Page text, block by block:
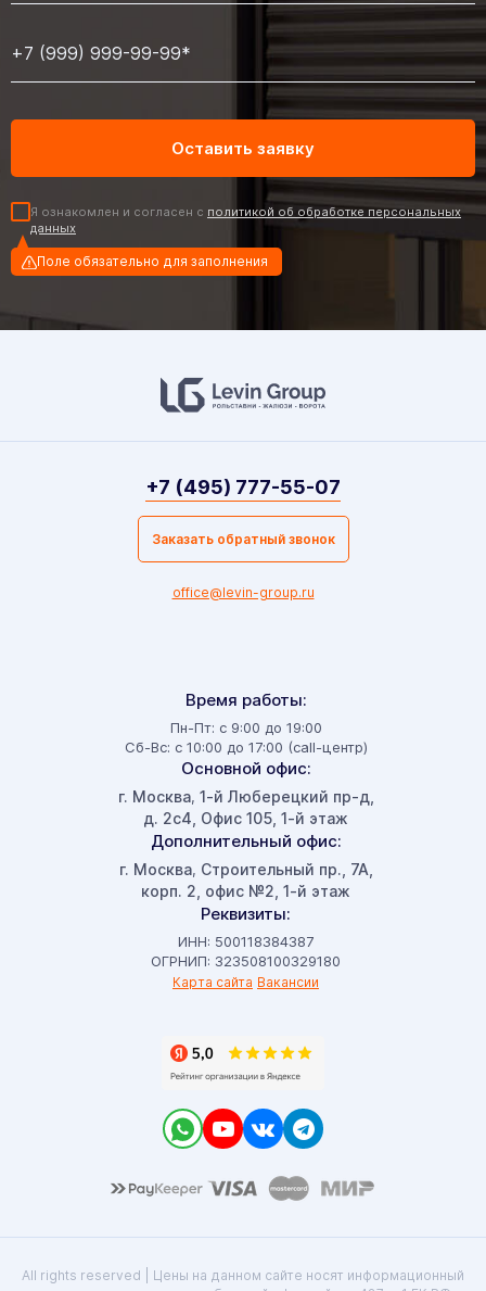
Я ознакомлен и согласен с политикой об обработке персональных
данных
Поле обязательно для заполнения
Время работы:
Пн-Пт: с 9:00 до 19:00
Сб-Вс: с 10:00 до 17:00 (call-центр)
Основной офис:
г. Москва, 1-й Люберецкий пр-д,
д. 2с4, Офис 105, 1-й этаж
Дополнительный офис:
г. Москва, Строительный пр., 7А,
корп. 2, офис №2, 1-й этаж
Реквизиты:
ИНН: 500118384387
ОГРНИП: 323508100329180
Карта сайта Вакансии
+7 (495) 777-55-07
Заказать обратный звонок
office@levin-group.ru
All rights reserved | Цены на данном сайте носят информационный